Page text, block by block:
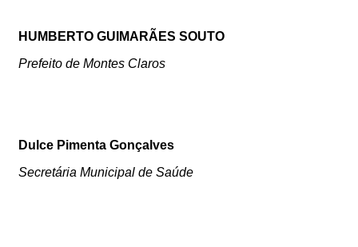
HUMBERTO GUIMARÃES SOUTO
Prefeito de Montes Claros
Dulce Pimenta Gonçalves
Secretária Municipal de Saúde